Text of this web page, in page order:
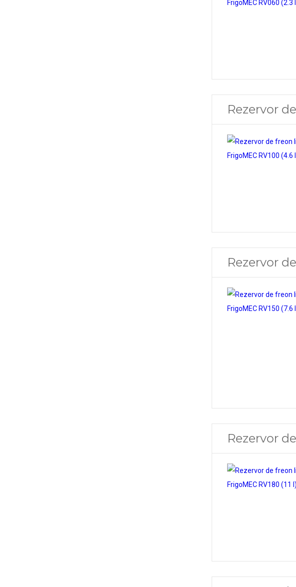
Rezervor
Rezervor
Rezervor